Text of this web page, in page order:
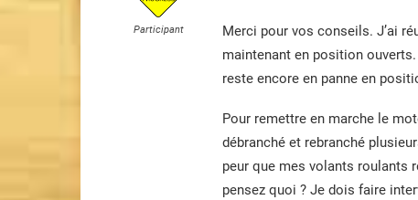
Participant
Merci pour vos conseils. J’ai
maintenant en position ouverts.
reste encore en panne en
Pour remettre en marche le
débranché et rebranché
peur que mes volants roulants
pensez quoi ? Je dois faire